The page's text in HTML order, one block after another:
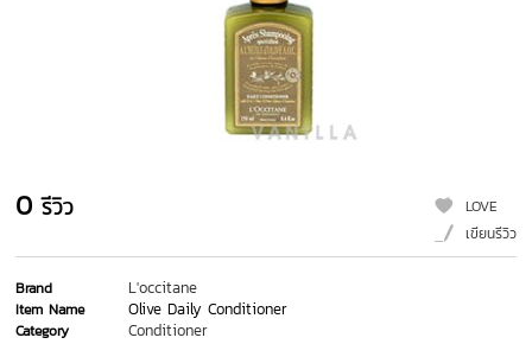
0 รีวิว
LOVE
เขียนรีวิว
Brand L'occitane
Item Name Olive Daily Conditioner
Category Conditioner